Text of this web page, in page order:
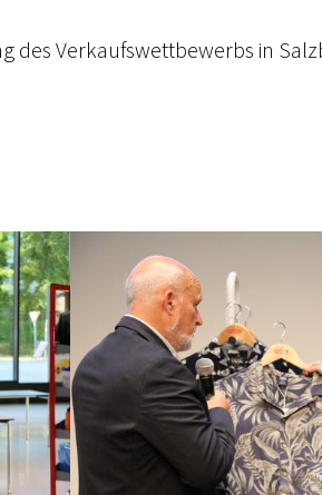
des Verkaufswettbewerbs in
Show larger version